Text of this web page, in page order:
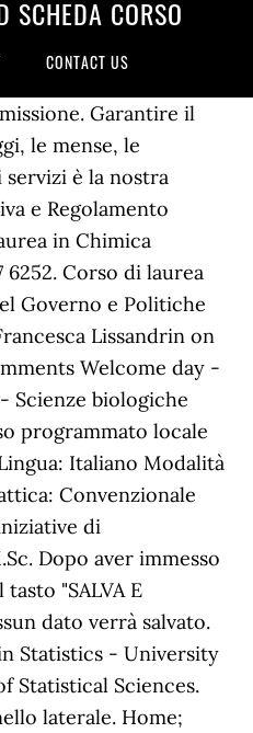
CORSO
CONTACT US
Garantire il
le mense, le
è la nostra
e Regolamento
in Chimica
6252. Corso di laurea
Governo e Politiche
Lissandrin on
Welcome day -
- Scienze biologiche
programmato locale
Italiano Modalità
Convenzionale
di
Dopo aver immesso
"SALVA E
dato verrà salvato.
Statistics - University
Statistical Sciences.
laterale. Home;